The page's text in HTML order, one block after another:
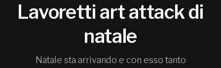
Lavoretti art attack di
natale
Natale sta arrivando e con esso tanto